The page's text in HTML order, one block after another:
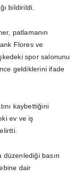
bildirildi.
patlamanın
Flores ve
spor salonunu
geldiklerini ifade
kaybettiğini
ev ve iş
düzenlediği basın
dair